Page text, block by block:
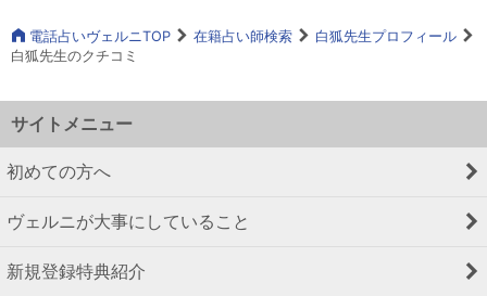
電話占いヴェルニTOP 在籍占い師検索
白狐先生プロフィール
白狐先生のクチコミ
サイトメニュー
初めての方へ
ヴェルニが大事にしていること
新規登録特典紹介